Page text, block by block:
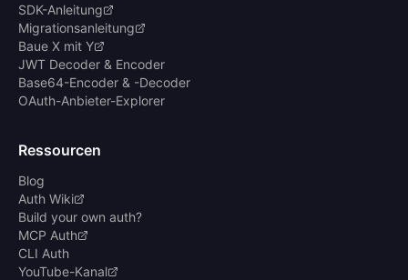
SDK-Anleitung
Migrationsanleitung
Baue X mit Y
JWT Decoder & Encoder
Base64-Encoder & -Decoder
OAuth-Anbieter-Explorer
Ressourcen
Blog
Auth Wiki
Build your own auth?
MCP Auth
CLI Auth
YouTube-Kanal